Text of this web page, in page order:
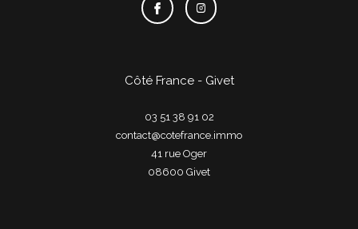
Côté France - Givet
03 51 38 91 02
contact@cotefrance.immo
41 rue Oger
08600
givet